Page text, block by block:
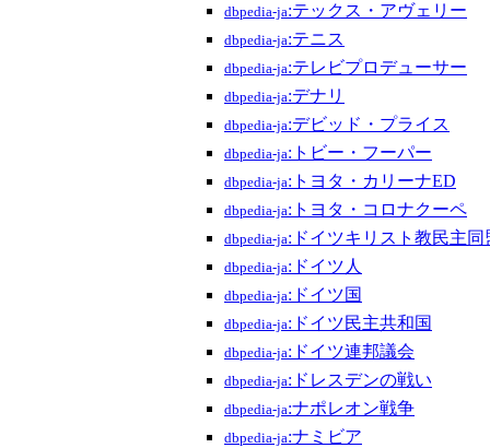
dbpedia-ja:テックス・アヴェリー
dbpedia-ja:テニス
dbpedia-ja:テレビプロデューサー
dbpedia-ja:デナリ
dbpedia-ja:デビッド・プライス
dbpedia-ja:トビー・フーパー
dbpedia-ja:トヨタ・カリーナED
dbpedia-ja:トヨタ・コロナクーペ
dbpedia-ja:ドイツキリスト教民主同
dbpedia-ja:ドイツ人
dbpedia-ja:ドイツ国
dbpedia-ja:ドイツ民主共和国
dbpedia-ja:ドイツ連邦議会
dbpedia-ja:ドレスデンの戦い
dbpedia-ja:ナポレオン戦争
dbpedia-ja:ナミビア